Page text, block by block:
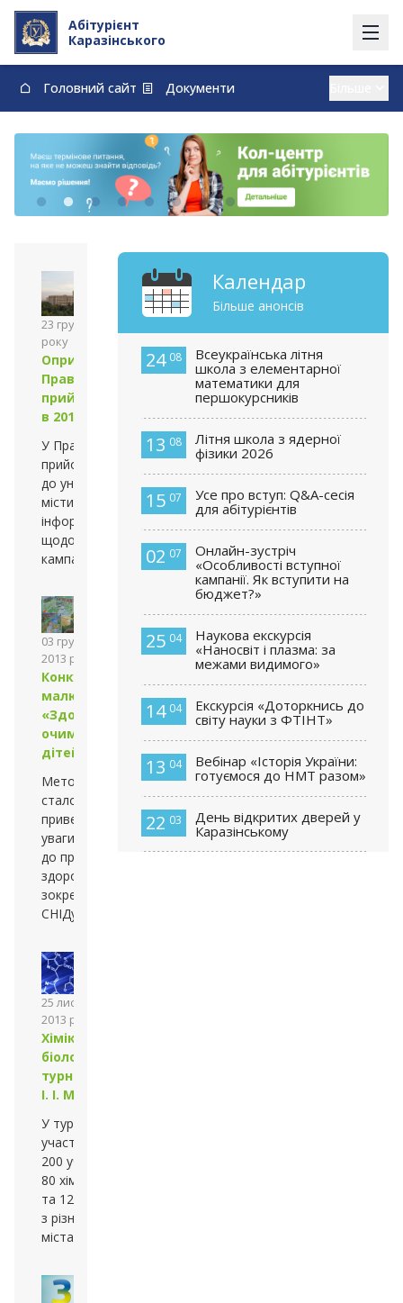
Абітурієнт
Каразінського
Головний сайт
Документи
Вступ із тимчасово окупованих території
Контакти
Карта
Договори про навчання та оплату навчання
vstup@karazin.ua
0-800-33-48-73
23 грудня 2013
року
Оприлюднено
Правила
прийому
в 2014 році
У Правилах
прийому
до університету
міститься
інформація
щодо вступної
кампанії
03 грудня
2013 року
Конкурс
малюнка
«Здоров’я
очима
дітей»
Метою акції
стало
привернення
уваги дітей
до проблеми
здоров’я,
зокрема ВІЛ/
СНІДу
25 листопада
2013 року
Хіміко-
біологічний
турнір імені
І. І. Мечнікова
У турнірі взяли
участь
200 учнів:
80 хіміків
та 120 біологів
з різних шкіл
міста
Календар
Більше анонсів
24 08
Всеукраїнська літня
школа з елементарної
математики для
першокурсників
13 08
Літня школа з ядерної
фізики 2026
15 07
Усе про вступ: Q&A-сесія
для абітурієнтів
02 07
Онлайн-зустріч
«Особливості вступної
кампанії. Як вступити на
бюджет?»
25 04
Наукова екскурсія
«Наносвіт і плазма: за
межами видимого»
14 04
Екскурсія «Доторкнись до
світу науки з ФТІНТ»
13 04
Вебінар «Історія України:
готуємося до НМТ разом»
22 03
День відкритих дверей у
Каразінському